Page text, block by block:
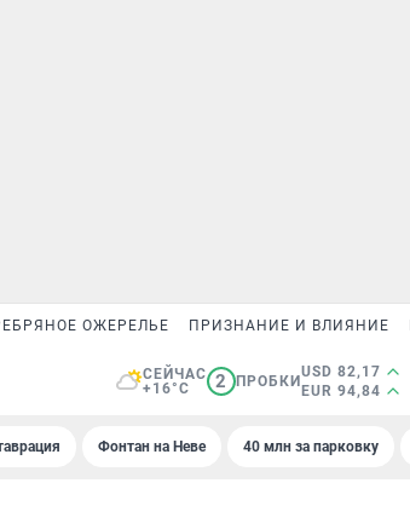
ОЖЕРЕЛЬЕ ПРИЗНАНИЕ И ВЛИЯНИЕ
СЕЙЧАС
+16°C
2 ПРОБКИ
USD 82,17
EUR 94,84
Фонтан на Неве 40 млн за парковку